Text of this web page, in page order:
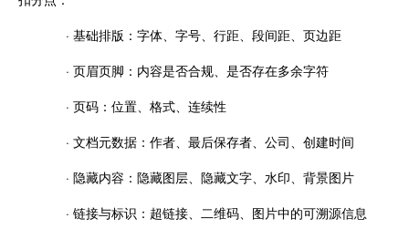
· 基础排版：字体、字号、行距、段间距、页边距
· 页眉页脚：内容是否合规、是否存在多余字符
· 页码：位置、格式、连续性
· 文档元数据：作者、最后保存者、公司、创建时间
· 隐藏内容：隐藏图层、隐藏文字、水印、背景图片
· 链接与标识：超链接、二维码、图片中的可溯源信息